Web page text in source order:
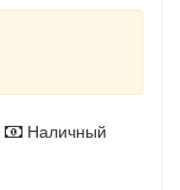
Наличный